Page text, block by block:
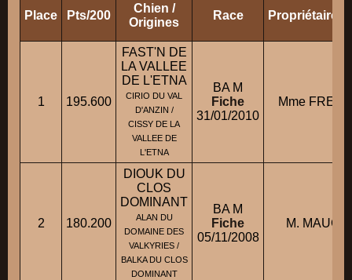
Place Pts/200
Chien /
Origines
Race Propriétaire/
1 195.600
FAST'N DE
LA VALLEE
DE L'ETNA
CIRIO DU VAL
D'ANZIN /
CISSY DE LA
VALLEE DE
L'ETNA
BA M
Fiche
31/01/2010
Mme
2 180.200
DIOUK DU
CLOS
DOMINANT
ALAN DU
DOMAINE DES
VALKYRIES /
BALKA DU CLOS
DOMINANT
BA M
Fiche
05/11/2008
M.